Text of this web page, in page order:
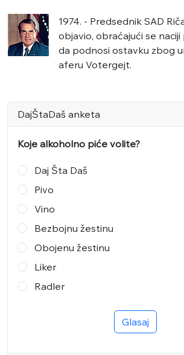
1974. - Predsednik SAD
objavio, obraćajući se
da podnosi ostavku zbog
aferu Votergejt.
DajŠtaDaš anketa
Koje alkoholno piće volite?
Daj Šta Daš
Pivo
Vino
Bezbojnu žestinu
Obojenu žestinu
Liker
Radler
Glasaj